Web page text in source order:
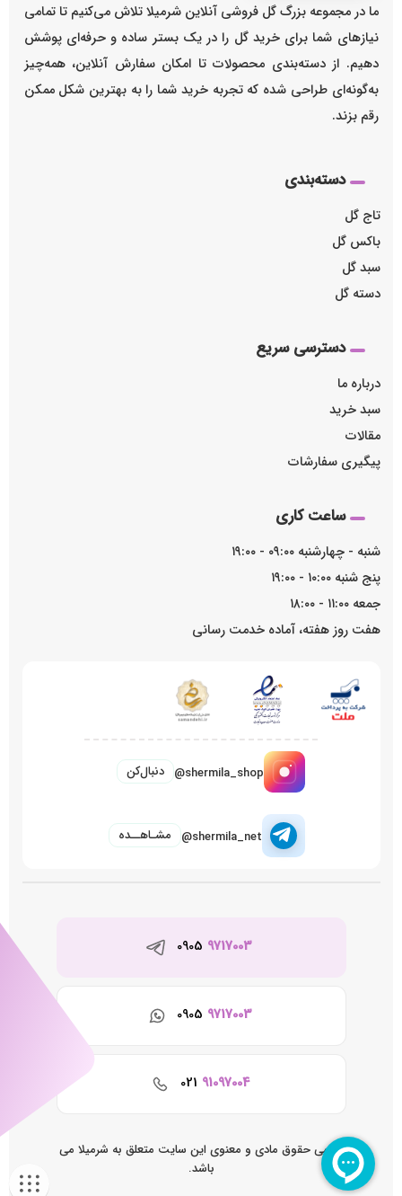
ما در مجموعه بزرگ گل فروشی آنلاین شرمیلا تلاش می‌کنیم تا تمامی
نیازهای شما برای خرید گل را در یک بستر ساده و حرفه‌ای پوشش
دهیم. از دسته‌بندی محصولات تا امکان سفارش آنلاین، همه‌چیز
به‌گونه‌ای طراحی شده که تجربه خرید شما را به بهترین شکل ممکن
رقم بزند.
دسته‌بندی
تاج گل
باکس گل
سبد گل
دسته گل
دسترسی سریع
درباره ما
سبد خرید
مقالات
پیگیری سفارشات
ساعت کاری
شنبه - چهارشنبه ۰۹:۰۰ - ۱۹:۰۰
پنج شنبه ۱۰:۰۰ - ۱۹:۰۰
جمعه ۱۱:۰۰ - ۱۸:۰۰
هفت روز هفته، آماده خدمت رسانی
@shermila_shop دنبال‌کن
@shermila_net مشـاهــده
0905 9717003
0905 9717003
021 91097004
تمامی حقوق مادی و معنوی این سایت متعلق به شرمیلا می
باشد.